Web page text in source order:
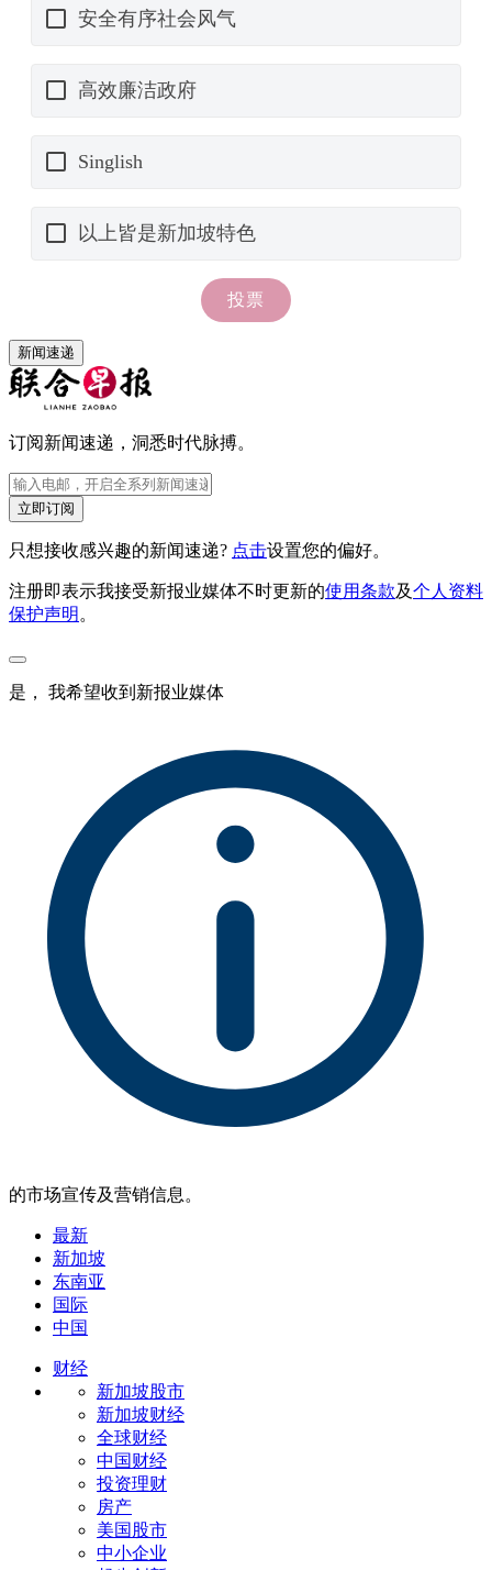
新闻速递
订阅新闻速递，洞悉时代脉搏。
立即订阅
只想接收感兴趣的新闻速递? 点击设置您的偏好。
注册即表示我接受新报业媒体不时更新的使用条款及个人资料
保护声明 。
是， 我希望收到新报业媒体
的市场宣传及营销信息。
最新
新加坡
东南亚
国际
中国
财经
新加坡股市
新加坡财经
全球财经
中国财经
投资理财
房产
美国股市
中小企业